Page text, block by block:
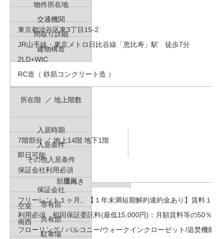
物件所在地
東京都渋谷区東3丁目15-2
交通機関
JR山手線・東京メトロ日比谷線「恵比寿」駅 徒歩7分
間取り詳細
2LD+WIC
建物構造
RC造（ 鉄筋コンクリート造 ）
所在階 ／ 地上階数
7階部分 ／ 地上14階 地下1階
部屋向き
南西
入居時期
即日可能
現況
空室
入居条件
保証会社利用必須
その他入居条件
フリーレント１ヶ月。【１年未満短期解約違約金あり】賃料１
保証会社
利用必須 初回保証委託料(最低15,000円)：月額賃料等の50％、
専有部
フローリング / バルコニー/ウォークインクローゼット/追焚機能
共有部
駐車場